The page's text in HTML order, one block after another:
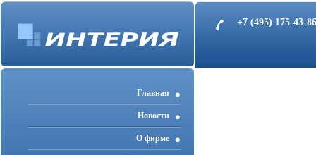
+7 (495) 175-43-
Главная
Новости
О фирме